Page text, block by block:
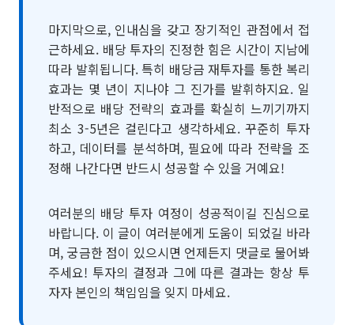
마지막으로, 인내심을 갖고 장기적인 관점에서 접
근하세요. 배당 투자의 진정한 힘은 시간이 지남에
따라 발휘됩니다. 특히 배당금 재투자를 통한 복리
효과는 몇 년이 지나야 그 진가를 발휘하지요. 일
반적으로 배당 전략의 효과를 확실히 느끼기까지
최소 3-5년은 걸린다고 생각하세요. 꾸준히 투자
하고, 데이터를 분석하며, 필요에 따라 전략을 조
정해 나간다면 반드시 성공할 수 있을 거예요!
여러분의 배당 투자 여정이 성공적이길 진심으로
바랍니다. 이 글이 여러분에게 도움이 되었길 바라
며, 궁금한 점이 있으시면 언제든지 댓글로 물어봐
주세요! 투자의 결정과 그에 따른 결과는 항상 투
자자 본인의 책임임을 잊지 마세요.